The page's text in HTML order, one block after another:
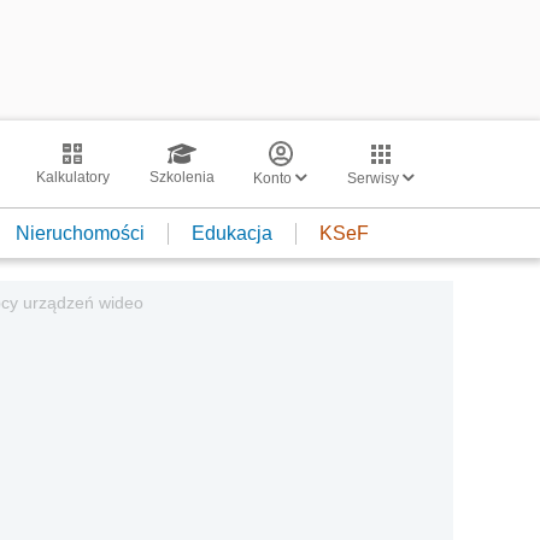
Kalkulatory Szkolenia Konto Serwisy
Nieruchomości Edukacja KSeF
urządzeń wideo